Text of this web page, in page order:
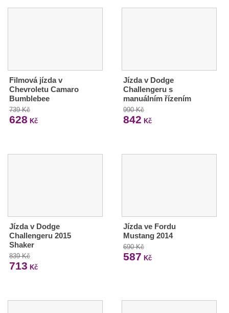
Filmová jízda v
Chevroletu Camaro
Bumblebee
739 Kč
628 Kč
Jízda v Dodge
Challengeru s
manuálním řízením
990 Kč
842 Kč
Jízda v Dodge
Challengeru 2015
Shaker
839 Kč
713 Kč
Jízda ve Fordu
Mustang 2014
690 Kč
587 Kč